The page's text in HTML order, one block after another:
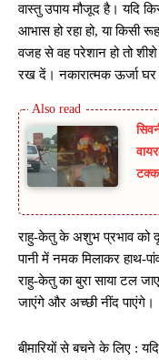
वास्तु उपाय मौजूद है। यदि
आभास हो रहा हो, या किसी
वजह से वह परेशान हो तो
रख दें। नकारात्मक ऊर्जा
राहु-केतु के अशुभ प्रभाव को
पानी में नमक मिलाकर हाथ-
राहु-केतु का बुरा साया टल
जाएंगे और अच्छी नींद पाएंगे।
बीमारियों से बचने के लिए :